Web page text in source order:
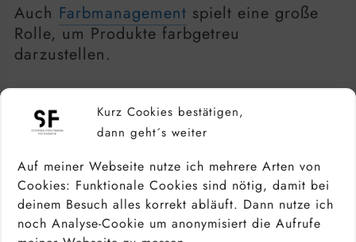
Kurz Cookies bestätigen,
dann geht´s weiter
Auf meiner Webseite nutze ich mehrere Arten von
Cookies: Funktionale Cookies sind nötig, damit bei
deinem Besuch alles korrekt abläuft. Dann nutze ich
noch Analyse-Cookie um anonymisiert die Aufrufe
Auch Farbmanagement spielt eine große
Rolle, um Produkte farbgetreu
darzustellen.